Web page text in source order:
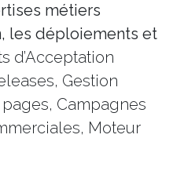
métiers
les déploiements et
d’Acceptation
Gestion
Campagnes
Moteur